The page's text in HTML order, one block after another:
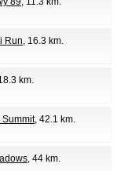
Run, 16.3 km.
km.
Summit, 42.1 km.
, 44 km.